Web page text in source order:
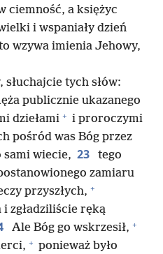
ciemność, a księżyc
i wspaniały dzień
wzywa imienia Jehowy,
słuchajcie tych słów:
publicznie ukazanego
dziełami + i proroczymi
pośród was Bóg przez
sami wiecie, 23
tego
zamiaru
przyszłych, +
zgładziliście ręką
Ale Bóg go wskrzesił, +
+ ponieważ było